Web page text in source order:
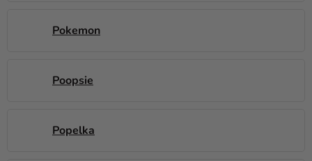
Pokemon
Poopsie
Popelka